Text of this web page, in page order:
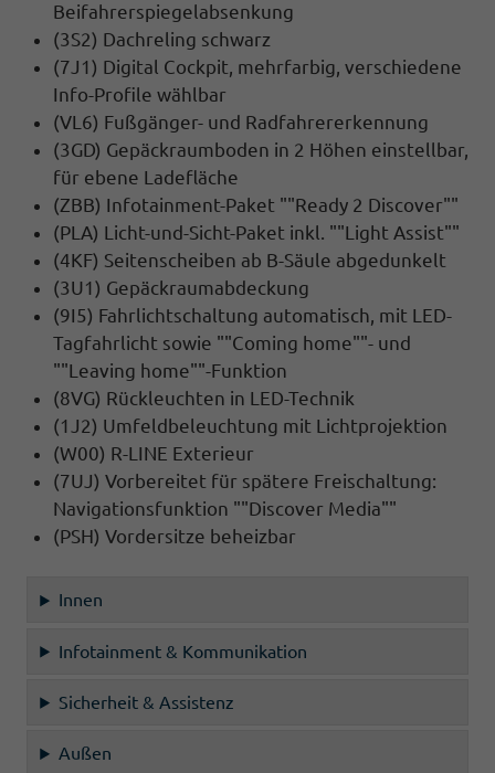
Beifahrerspiegelabsenkung
(3S2) Dachreling schwarz
(7J1) Digital Cockpit, mehrfarbig, verschiedene
Info-Profile wählbar
(VL6) Fußgänger- und Radfahrererkennung
(3GD) Gepäckraumboden in 2 Höhen einstellbar,
für ebene Ladefläche
(ZBB) Infotainment-Paket ""Ready 2 Discover""
(PLA) Licht-und-Sicht-Paket inkl. ""Light Assist""
(4KF) Seitenscheiben ab B-Säule abgedunkelt
(3U1) Gepäckraumabdeckung
(9I5) Fahrlichtschaltung automatisch, mit LED-
Tagfahrlicht sowie ""Coming home""- und
""Leaving home""-Funktion
(8VG) Rückleuchten in LED-Technik
(1J2) Umfeldbeleuchtung mit Lichtprojektion
(W00) R-LINE Exterieur
(7UJ) Vorbereitet für spätere Freischaltung:
Navigationsfunktion ""Discover Media""
(PSH) Vordersitze beheizbar
Innen
Infotainment & Kommunikation
Sicherheit & Assistenz
Außen